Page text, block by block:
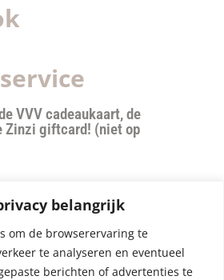
belangrijk
om de browserervaring te
te analyseren en eventueel
berichten of advertenties te
VVV cadeaukaart, de
Zinzi giftcard! (niet op
verzendkosten
Voorwaarden